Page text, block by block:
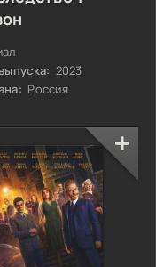
2023
Россия